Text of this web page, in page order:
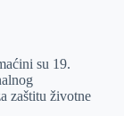
su 19.
zaštitu životne